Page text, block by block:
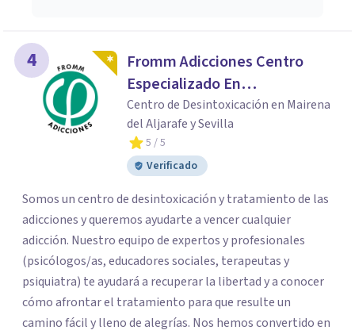
4
Fromm Adicciones Centro
Especializado En
Adolescentes, Familias Y
Adicciones
Centro de Desintoxicación en Mairena
del Aljarafe y Sevilla
5 / 5
Verificado
Somos un centro de desintoxicación y tratamiento de las
adicciones y queremos ayudarte a vencer cualquier
adicción. Nuestro equipo de expertos y profesionales
(psicólogos/as, educadores sociales, terapeutas y
psiquiatra) te ayudará a recuperar la libertad y a conocer
cómo afrontar el tratamiento para que resulte un
camino fácil y lleno de alegrías. Nos hemos convertido en